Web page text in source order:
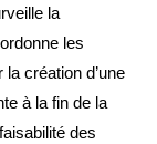
la
les
création d’une
à la fin de la
des